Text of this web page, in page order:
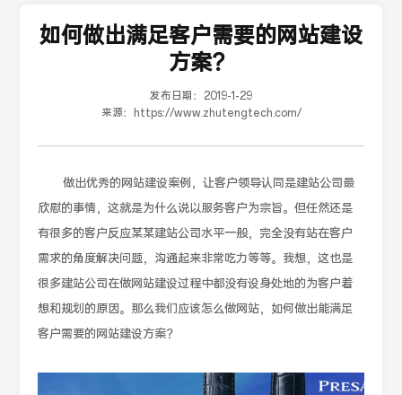
如何做出满足客户需要的网站建设
方案？
发布日期： 2019-1-29
来源：
https://www.zhutengtech.com/
做出优秀的网站建设案例，让客户领导认同是建站公司最
欣慰的事情，这就是为什么说以服务客户为宗旨。但任然还是
有很多的客户反应某某建站公司水平一般，完全没有站在客户
需求的角度解决问题，沟通起来非常吃力等等。我想，这也是
很多建站公司在做网站建设过程中都没有设身处地的为客户着
想和规划的原因。那么我们应该怎么做网站，如何做出能满足
客户需要的网站建设方案？